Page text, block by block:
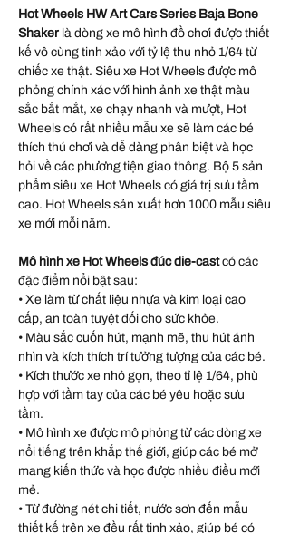
Hot Wheels HW Art Cars Series Baja Bone
Shaker là dòng xe mô hình đồ chơi được thiết
kế vô cùng tinh xảo với tỷ lệ thu nhỏ 1/64 từ
chiếc xe thật. Siêu xe Hot Wheels được mô
phỏng chính xác với hình ảnh xe thật màu
sắc bắt mắt, xe chạy nhanh và mượt, Hot
Wheels có rất nhiều mẫu xe sẽ làm các bé
thích thú chơi và dễ dàng phân biệt và học
hỏi về các phương tiện giao thông. Bộ 5 sản
phẩm siêu xe Hot Wheels có giá trị sưu tầm
cao. Hot Wheels sản xuất hơn 1000 mẫu siêu
xe mới mỗi năm.
Mô hình xe Hot Wheels đúc die-castcó các
đặc điểm nổi bật sau:
• Xe làm từ chất liệu nhựa và kim loại cao
cấp, an toàn tuyệt đối cho sức khỏe.
• Màu sắc cuốn hút, mạnh mẽ, thu hút ánh
nhìn và kích thích trí tưởng tượng của các bé.
• Kích thước xe nhỏ gọn, theo tỉ lệ 1/64, phù
hợp với tầm tay của các bé yêu hoặc sưu
tầm.
• Mô hình xe được mô phỏng từ các dòng xe
nổi tiếng trên khắp thế giới, giúp các bé mở
mang kiến thức và học được nhiều điều mới
mẻ.
• Từ đường nét chi tiết, nước sơn đến mẫu
thiết kế trên xe đều rất tinh xảo, giúp bé có